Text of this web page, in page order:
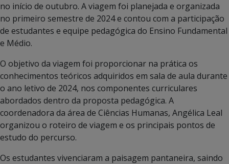
no início de outubro. A viagem foi planejada e organizada
no primeiro semestre de 2024 e contou com a participação
de estudantes e equipe pedagógica do Ensino Fundamental
e Médio.
O objetivo da viagem foi proporcionar na prática os
conhecimentos teóricos adquiridos em sala de aula durante
o ano letivo de 2024, nos componentes curriculares
abordados dentro da proposta pedagógica. A
coordenadora da área de Ciências Humanas, Angélica Leal
organizou o roteiro de viagem e os principais pontos de
estudo do percurso.
Os estudantes vivenciaram a paisagem pantaneira, saindo